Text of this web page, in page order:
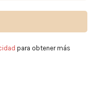
para obtener más